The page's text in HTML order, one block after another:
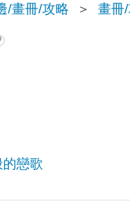
/畫冊/攻略 ＞ 畫冊
的戀歌